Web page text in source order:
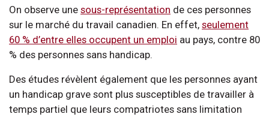
On observe une sous-représentation de ces personnes
sur le marché du travail canadien. En effet, seulement
60 % d’entre elles occupent un emploi au pays, contre 80
% des personnes sans handicap.
Des études révèlent également que les personnes ayant
un handicap grave sont plus susceptibles de travailler à
temps partiel que leurs compatriotes sans limitation